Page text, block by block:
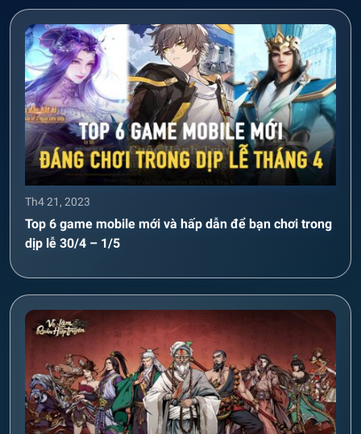
Th4 21, 2023
Top 6 game mobile mới và hấp dẫn để bạn chơi trong
dịp lễ 30/4 – 1/5